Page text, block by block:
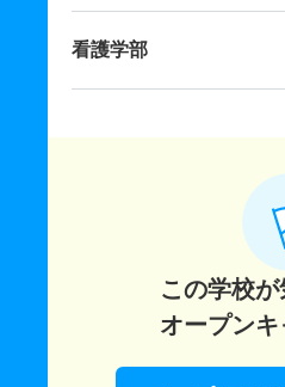
看護学部
この学校
オープンキ